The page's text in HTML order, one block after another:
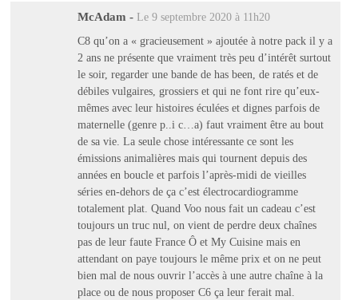
McAdam - Le 9 septembre 2020 à 11h20
C8 qu’on a « gracieusement » ajoutée à notre pack il y a
2 ans ne présente que vraiment très peu d’intérêt surtout
le soir, regarder une bande de has been, de ratés et de
débiles vulgaires, grossiers et qui ne font rire qu’eux-
mêmes avec leur histoires éculées et dignes parfois de
maternelle (genre p..i c…a) faut vraiment être au bout
de sa vie. La seule chose intéressante ce sont les
émissions animalières mais qui tournent depuis des
années en boucle et parfois l’après-midi de vieilles
séries en-dehors de ça c’est électrocardiogramme
totalement plat. Quand Voo nous fait un cadeau c’est
toujours un truc nul, on vient de perdre deux chaînes
pas de leur faute France Ô et My Cuisine mais en
attendant on paye toujours le même prix et on ne peut
bien mal de nous ouvrir l’accès à une autre chaîne à la
place ou de nous proposer C6 ça leur ferait mal.